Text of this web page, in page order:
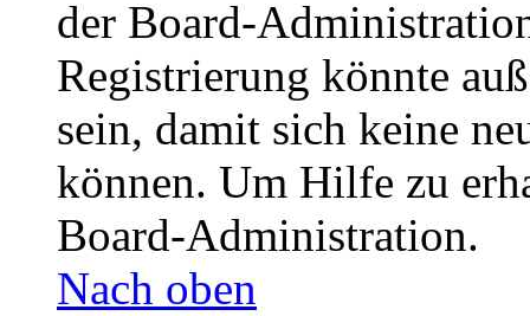
der Board-
Registrierung könnte
sein, damit sich keine
können. Um Hilfe zu
Board-Administration.
Nach oben